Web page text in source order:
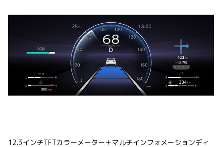
12.3インチTFTカラーメーター＋マルチインフォメーションディ